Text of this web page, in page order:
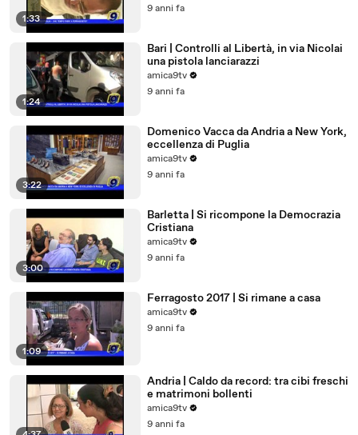
1:33
9 anni fa
1:24
Bari | Controlli al Libertà, in via Nicolai
una pistola lanciarazzi
amica9tv
9 anni fa
3:22
Domenico Vacca da Andria a New York,
eccellenza di Puglia
amica9tv
9 anni fa
3:00
Barletta | Si ricompone la Democrazia
Cristiana
amica9tv
9 anni fa
1:09
Ferragosto 2017 | Si rimane a casa
amica9tv
9 anni fa
Andria | Caldo da record: tra cibi freschi
e matrimoni bollenti
amica9tv
9 anni fa